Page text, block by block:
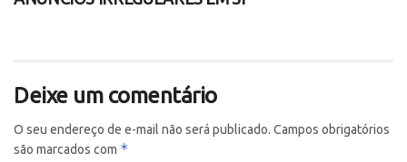
Deixe um comentário
O seu endereço de e-mail não será publicado. Campos obrigatórios
são marcados com *